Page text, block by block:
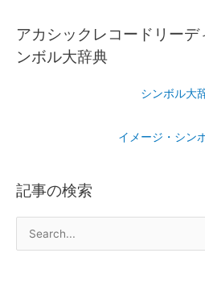
アカシックレコードリー
ンボル大辞典
シンボル大
イメージ・シン
記事の検索